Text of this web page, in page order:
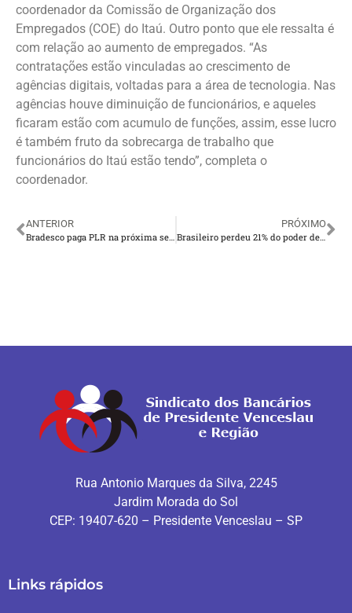
coordenador da Comissão de Organização dos
Empregados (COE) do Itaú. Outro ponto que ele ressalta é
com relação ao aumento de empregados. “As
contratações estão vinculadas ao crescimento de
agências digitais, voltadas para a área de tecnologia. Nas
agências houve diminuição de funcionários, e aqueles
ficaram estão com acumulo de funções, assim, esse lucro
é também fruto da sobrecarga de trabalho que
funcionários do Itaú estão tendo”, completa o
coordenador.
ANTERIOR
Bradesco paga PLR na próxima sexta-feira (11)
PRÓXIMO
Brasileiro perdeu 21% do poder de compra em três anos
Rua Antonio Marques da Silva, 2245
Jardim Morada do Sol
CEP: 19407-620 – Presidente Venceslau – SP
Links rápidos